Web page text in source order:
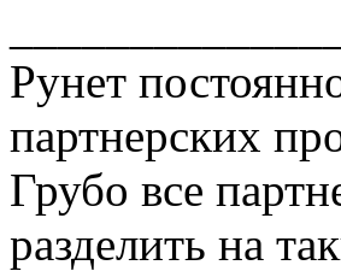
Рунет
партнерских
Грубо все
разделить на